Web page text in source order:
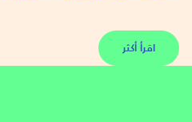
اقرأ أكثر